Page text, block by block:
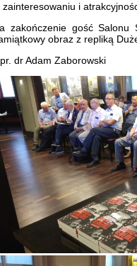
zainteresowaniu i
zakończenie gość
obraz z repliką
dr Adam